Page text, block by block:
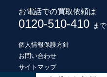
お電話での買取依頼は
0120-510-410 まで
個人情報保護方針
お問い合わせ
サイトマップ